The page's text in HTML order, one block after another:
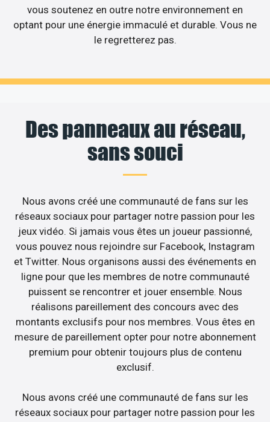
vous soutenez en outre notre environnement en
optant pour une énergie immaculé et durable. Vous ne
le regretterez pas.
Des panneaux au réseau,
sans souci
Nous avons créé une communauté de fans sur les
réseaux sociaux pour partager notre passion pour les
jeux vidéo. Si jamais vous êtes un joueur passionné,
vous pouvez nous rejoindre sur Facebook, Instagram
et Twitter. Nous organisons aussi des événements en
ligne pour que les membres de notre communauté
puissent se rencontrer et jouer ensemble. Nous
réalisons pareillement des concours avec des
montants exclusifs pour nos membres. Vous êtes en
mesure de pareillement opter pour notre abonnement
premium pour obtenir toujours plus de contenu
exclusif.
Nous avons créé une communauté de fans sur les
réseaux sociaux pour partager notre passion pour les